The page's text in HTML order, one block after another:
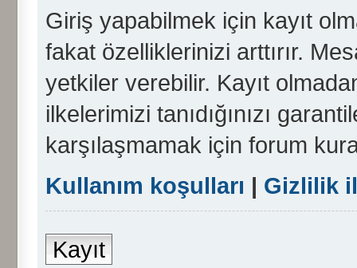
Giriş yapabilmek için kayıt
fakat özelliklerinizi arttırır.
yetkiler verebilir. Kayıt
ilkelerimizi tanıdığınızı
karşılaşmamak için forum
Kullanım koşulları | Gizlilik
Kayıt